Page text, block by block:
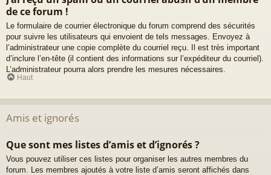
de ce forum !
Le formulaire de courrier électronique du forum comprend des sécurités
pour suivre les utilisateurs qui envoient de tels messages. Envoyez à
l’administrateur une copie complète du courriel reçu. Il est très important
d’inclure l’en-tête (il contient des informations sur l’expéditeur du courriel).
L’administrateur pourra alors prendre les mesures nécessaires.
Haut
Amis et ignorés
Que sont mes listes d’amis et d’ignorés ?
Vous pouvez utiliser ces listes pour organiser les autres membres du
forum. Les membres ajoutés à votre liste d’amis seront affichés dans